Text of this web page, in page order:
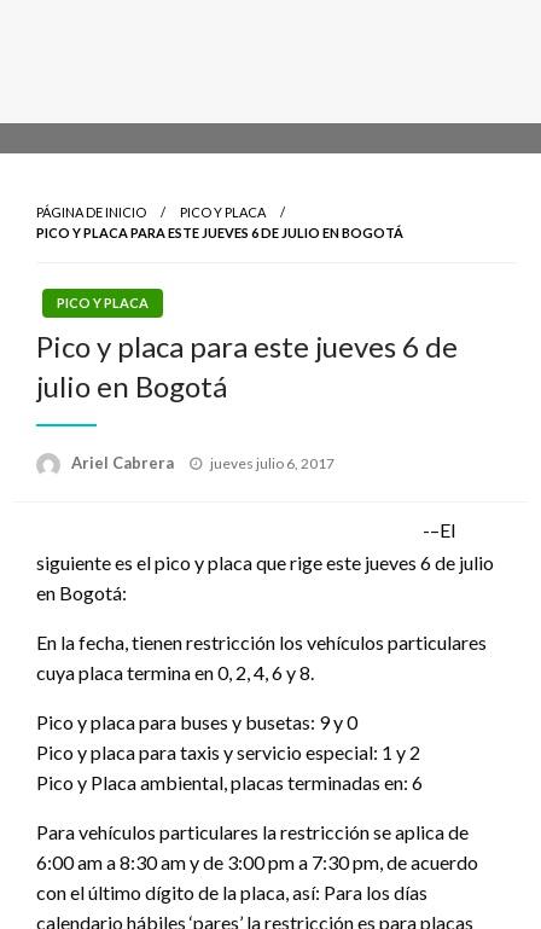
PÁGINA DE INICIO
PICO Y PLACA
PICO Y PLACA PARA ESTE JUEVES 6 DE JULIO EN BOGOTÁ
PICO Y PLACA
Pico y placa para este jueves 6 de
julio en Bogotá
Ariel Cabrera
Publicado
jueves julio 6, 2017
-–El
siguiente es el pico y placa que rige este jueves 6 de julio
en Bogotá:
En la fecha, tienen restricción los vehículos particulares
cuya placa termina en 0, 2, 4, 6 y 8.
Pico y placa para buses y busetas: 9 y 0
Pico y placa para taxis y servicio especial: 1 y 2
Pico y Placa ambiental, placas terminadas en: 6
Para vehículos particulares la restricción se aplica de
6:00 am a 8:30 am y de 3:00 pm a 7:30 pm, de acuerdo
con el último dígito de la placa, así: Para los días
calendario hábiles ‘pares’ la restricción es para placas